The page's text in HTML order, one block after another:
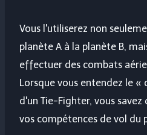
Vous l'utiliserez non
planète A à la planète B,
effectuer des combats
Lorsque vous entendez le
d'un Tie-Fighter, vous
vos compétences de vol du